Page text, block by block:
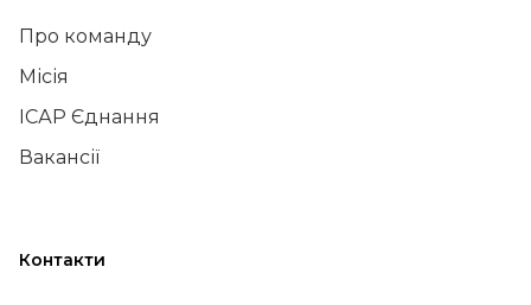
Про команду
Місія
ІСАР Єднання
Вакансії
Контакти